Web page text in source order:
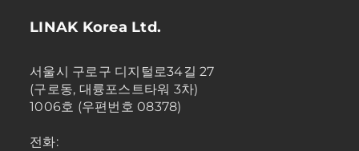
LINAK Korea Ltd.
서울시 구로구 디지털로34길 27
(구로동, 대륭포스트타워 3차)
1006호 (우편번호 08378)
전화: